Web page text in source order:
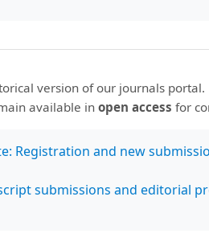
para representar la
Rica al considerar la
que la ruta más peligrosa de
carretera es la Ruta 32, seguida
Ruta 34. Las otras cinco rutas
35, la Ruta 21, la Ruta 36, la
version of our journals portal.
available inopen access for
Registration and new
submissions and editorial